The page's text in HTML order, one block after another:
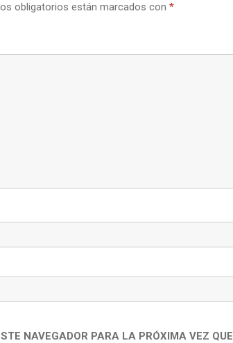
obligatorios están marcados con *
NAVEGADOR PARA LA PRÓXIMA VEZ QUE